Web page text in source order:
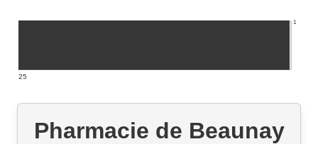
1
25
Pharmacie de Beaunay